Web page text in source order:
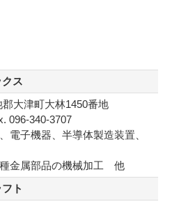
ス
大津町大林1450番地
096-340-3707
電子機器、半導体製造装置、
金属部品の機械加工 他
ト